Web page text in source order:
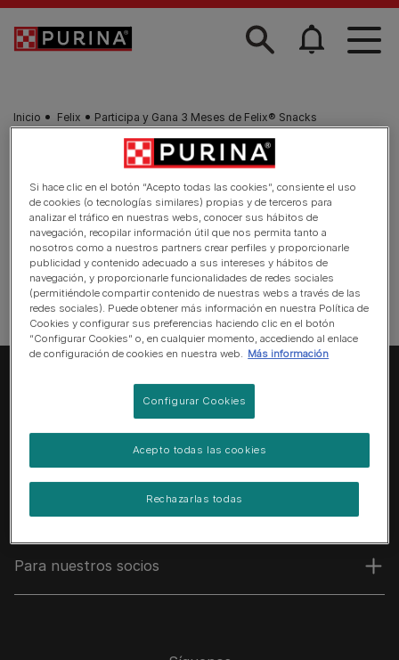
Skip to main content
Inicio Felix Participa y Gana 3 Meses de Felix® Snacks
Para nuestros socios
Si hace clic en el botón “Acepto todas las cookies”, consiente el uso
de cookies (o tecnologías similares) propias y de terceros para
analizar el tráfico en nuestras webs, conocer sus hábitos de
navegación, recopilar información útil que nos permita tanto a
nosotros como a nuestros partners crear perfiles y proporcionarle
publicidad y contenido adecuado a sus intereses y hábitos de
navegación, y proporcionarle funcionalidades de redes sociales
(permitiéndole compartir contenido de nuestras webs a través de las
redes sociales). Puede obtener más información en nuestra Política de
Cookies y configurar sus preferencias haciendo clic en el botón
“Configurar Cookies” o, en cualquier momento, accediendo al enlace
de configuración de cookies en nuestra web.
Más información
Configurar Cookies
Rechazarlas todas
Acepto todas las cookies